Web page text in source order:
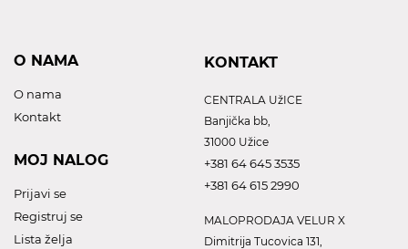
O NAMA
O nama
Kontakt
MOJ NALOG
Prijavi se
Registruj se
Lista želja
KONTAKT
CENTRALA UžICE
Banjička bb,
31000 Užice
+381 64 645 3535
+381 64 615 2990
MALOPRODAJA VELUR X
Dimitrija Tucovica 131,